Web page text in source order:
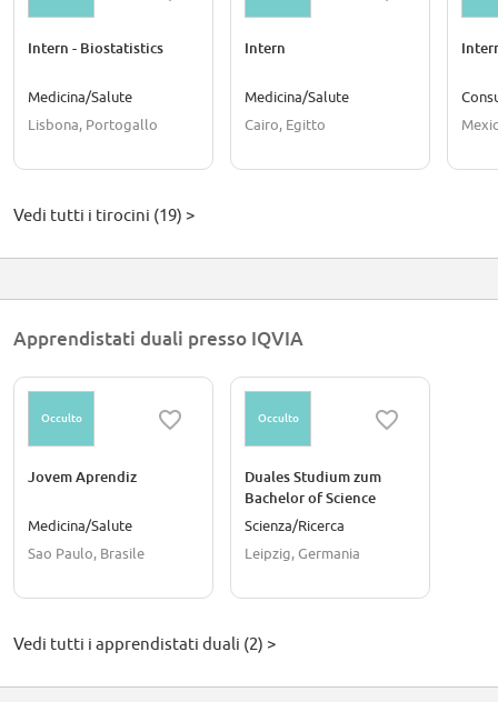
Intern - Biostatistics
Medicina/Salute
Lisbona, Portogallo
Intern
Medicina/Salute
Cairo, Egitto
Vedi tutti i tirocini (19) >
Apprendistati duali presso IQVIA
Occulto
Jovem Aprendiz
Medicina/Salute
Sao Paulo, Brasile
Occulto
Duales Studium zum
Bachelor of Science
Informatik (m/w/d)
Scienza/Ricerca
Leipzig, Germania
Vedi tutti i apprendistati duali (2) >